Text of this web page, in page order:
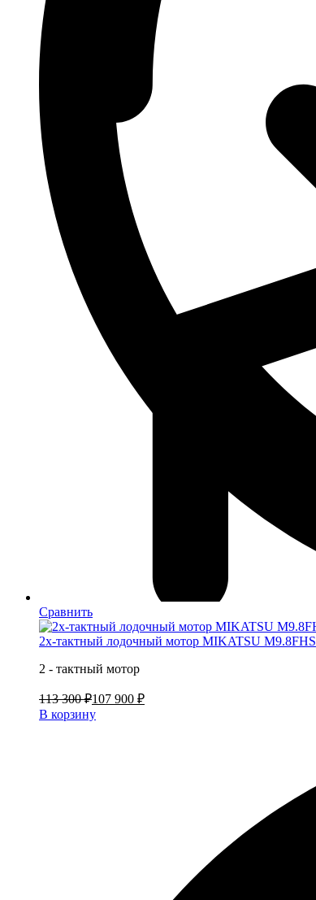
Сравнить
2х-тактный лодочный мотор MIKATSU M9.8FHS
2 - тактный мотор
113 300 ₽107 900 ₽
В корзину